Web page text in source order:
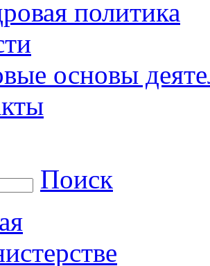
политика
основы
Поиск